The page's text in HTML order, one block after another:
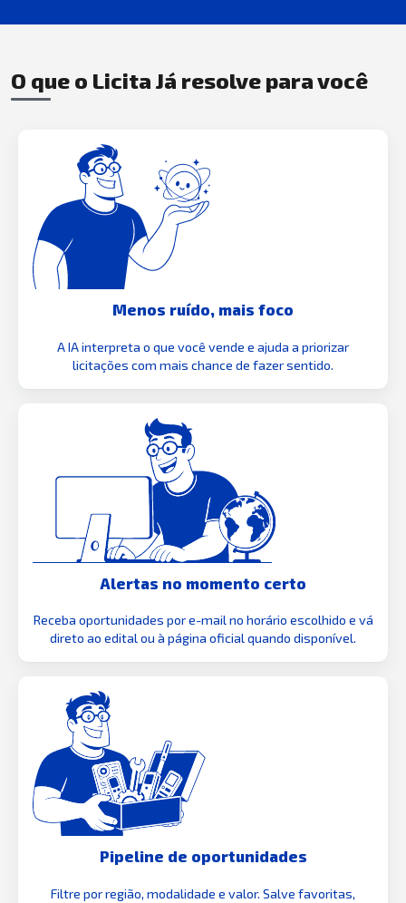
O que o Licita Já resolve para você
Menos ruído, mais foco
A IA interpreta o que você vende e ajuda a priorizar
licitações com mais chance de fazer sentido.
Alertas no momento certo
Receba oportunidades por e-mail no horário escolhido e vá
direto ao edital ou à página oficial quando disponível.
Pipeline de oportunidades
Filtre por região, modalidade e valor. Salve favoritas,